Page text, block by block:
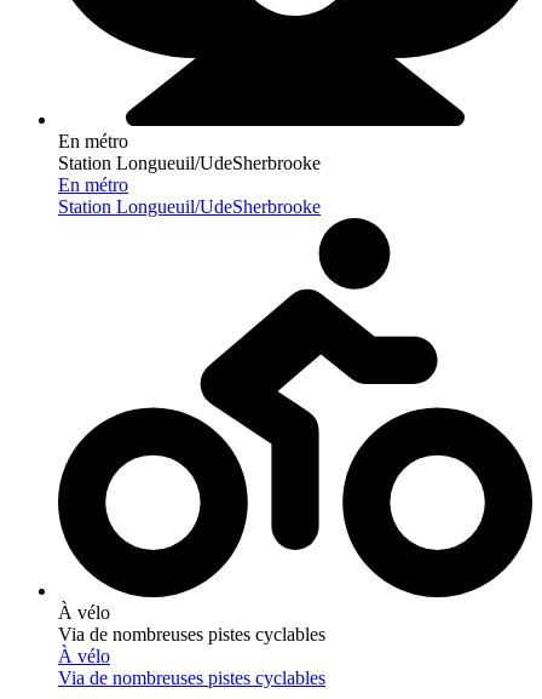
En métro
Station Longueuil/UdeSherbrooke
En métro
Station Longueuil/UdeSherbrooke
À vélo
Via de nombreuses pistes cyclables
À vélo
Via de nombreuses pistes cyclables